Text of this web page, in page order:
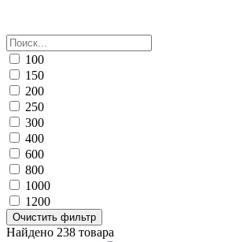
100
150
200
250
300
400
600
800
1000
1200
Очистить фильтр
Найдено 238 товара